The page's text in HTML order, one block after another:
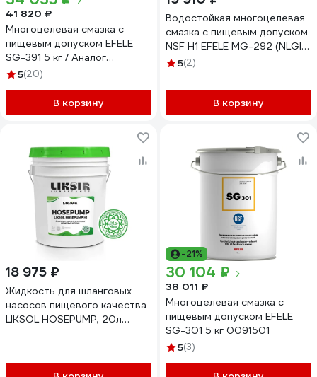
41 820 ₽
Многоцелевая смазка с
пищевым допуском EFELE
SG-391 5 кг / Аналог
Molykote 0091259
5(20)
В корзину
Водостойкая многоцелевая
смазка с пищевым допуском
NSF Н1 EFELE MG-292 (NLGI-
2) (5 кг) 95806 0095806
5(2)
В корзину
18 975 ₽
Жидкость для шланговых
насосов пищевого качества
LIKSOL HOSEPUMP, 20л
-21%
30 104 ₽
38 011 ₽
Многоцелевая смазка с
пищевым допуском EFELE
SG-301 5 кг 0091501
5(3)